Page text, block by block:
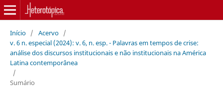
Início / Acervo /
v. 6 n. especial (2024): v. 6, n. esp. - Palavras em tempos de crise:
análise dos discursos institucionais e não institucionais na América
Latina contemporânea
/
Sumário